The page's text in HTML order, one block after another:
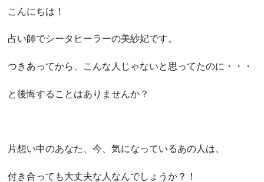
こんにちは！
占い師でシータヒーラーの美紗妃です。
つきあってから、こんな人じゃないと思ってたのに・・・
と後悔することはありませんか？
片想い中のあなた、今、気になっているあの人は、
付き合っても大丈夫な人なんでしょうか？！